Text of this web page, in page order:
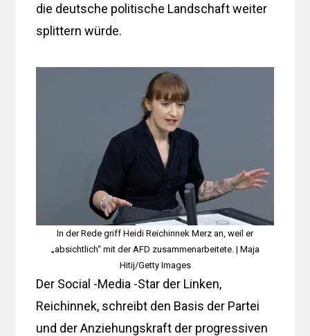
die deutsche politische Landschaft weiter
splittern würde.
In der Rede griff Heidi Reichinnek Merz an, weil er
„absichtlich“ mit der AFD zusammenarbeitete. | Maja
Hitij/Getty Images
Der Social -Media -Star der Linken,
Reichinnek, schreibt den Basis der Partei
und der Anziehungskraft der progressiven